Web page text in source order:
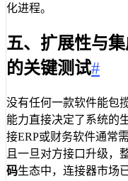
化进程。
五、扩展性与
的关键测试#
没有任何一款软件能包
能力直接决定了系统的
接ERP或财务软件通常
且一旦对方接口升级，
码生态中，连接器市场